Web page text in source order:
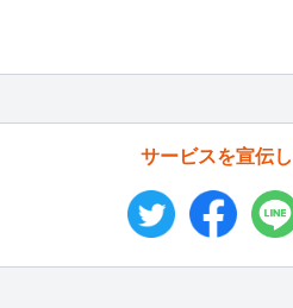
サービスを宣伝